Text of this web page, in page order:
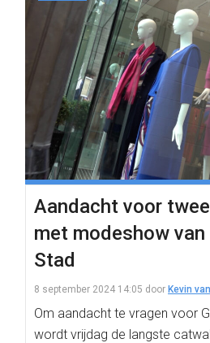
Aandacht voor
met modeshow van
Stad
8 september 2024 14:05 door Kevin
Om aandacht te vragen voor
wordt vrijdag de langste